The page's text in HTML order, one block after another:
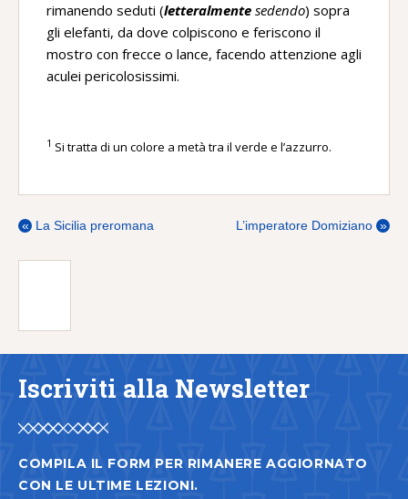
rimanendo seduti (letteralmente sedendo) sopra
gli elefanti, da dove colpiscono e feriscono il
mostro con frecce o lance, facendo attenzione agli
aculei pericolosissimi.
1 Si tratta di un colore a metà tra il verde e l’azzurro.
« La Sicilia preromana L’imperatore Domiziano »
Iscriviti alla Newsletter
COMPILA IL FORM PER RIMANERE AGGIORNATO
CON LE ULTIME LEZIONI.